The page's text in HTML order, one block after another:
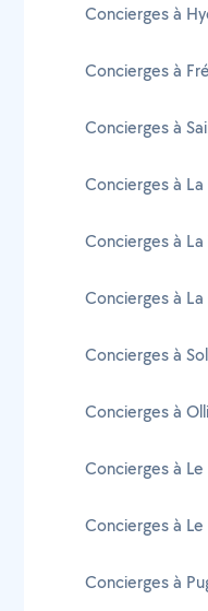
Concierges à
Concierges à
Concierges à
Concierges à
Concierges à
Concierges à La
Concierges à
Concierges à
Concierges à Le
Concierges à
Concierges à